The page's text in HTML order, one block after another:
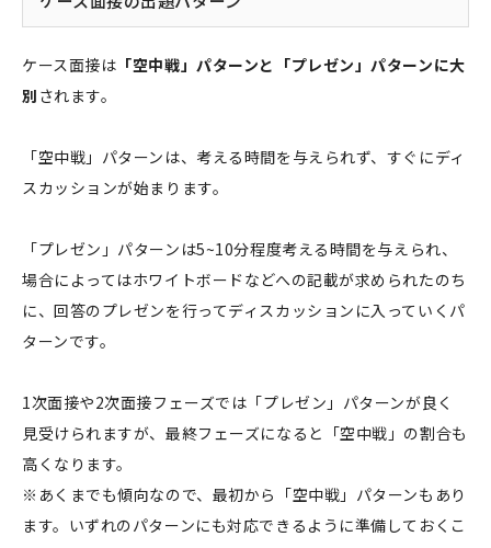
ケース面接は 「空中戦」パターンと「プレゼン」パターンに大
別 されます。
「空中戦」パターンは、考える時間を与えられず、すぐにディ
スカッションが始まります。
「プレゼン」パターンは5~10分程度考える時間を与えられ、
場合によってはホワイトボードなどへの記載が求められたのち
に、回答のプレゼンを行ってディスカッションに入っていくパ
ターンです。
1次面接や2次面接フェーズでは「プレゼン」パターンが良く
見受けられますが、最終フェーズになると「空中戦」の割合も
高くなります。
※あくまでも傾向なので、最初から「空中戦」パターンもあり
ます。いずれのパターンにも対応できるように準備しておくこ